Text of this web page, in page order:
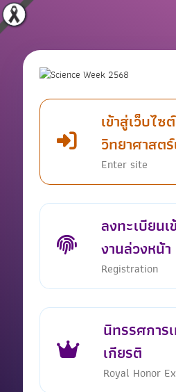
เข้าสู่เว็บไ
วิทยาศาสต
Enter site
ลงทะเบียนเ
งานล่วงหน้า
Registration
นิทรรศการ
เกียรติ
Royal Honor